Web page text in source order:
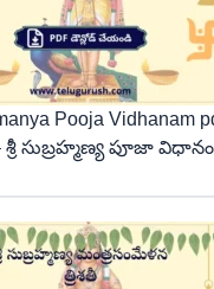
Pooja Vidhanam
శ్రీ సుబ్రహ్మణ్య పూజా విధానం